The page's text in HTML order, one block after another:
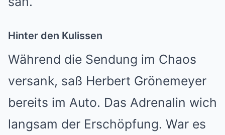
Hinter den Kulissen
Während die Sendung im Chaos
versank, saß Herbert Grönemeyer
bereits im Auto. Das Adrenalin wich
langsam der Erschöpfung. War es